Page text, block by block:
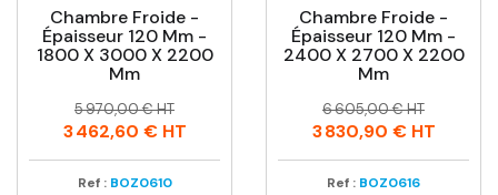
Chambre Froide -
Épaisseur 120 Mm -
1800 X 3000 X 2200
Mm
Prix
Prix
habituel
5 970,00 € HT
3 462,60 €HT
Ref : BOZ0610
Chambre Froide -
Épaisseur 120 Mm -
2400 X 2700 X 2200
Mm
Prix
Prix
habituel
6 605,00 € HT
3 830,90 €HT
Ref : BOZ0616